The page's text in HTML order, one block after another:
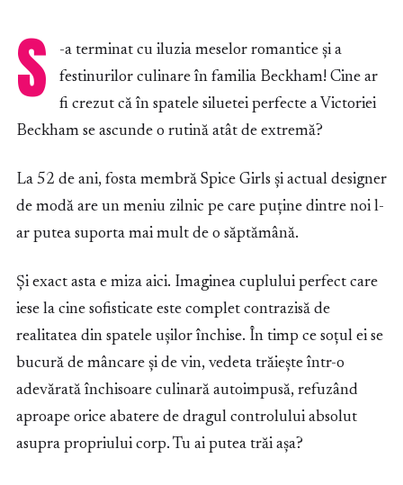
S
-a terminat cu iluzia meselor romantice și a
festinurilor culinare în familia Beckham! Cine ar
fi crezut că în spatele siluetei perfecte a Victoriei
Beckham se ascunde o rutină atât de extremă?
La 52 de ani, fosta membră Spice Girls și actual designer
de modă are un meniu zilnic pe care puține dintre noi l-
ar putea suporta mai mult de o săptămână.
Și exact asta e miza aici. Imaginea cuplului perfect care
iese la cine sofisticate este complet contrazisă de
realitatea din spatele ușilor închise. În timp ce soțul ei se
bucură de mâncare și de vin, vedeta trăiește într-o
adevărată închisoare culinară autoimpusă, refuzând
aproape orice abatere de dragul controlului absolut
asupra propriului corp. Tu ai putea trăi așa?